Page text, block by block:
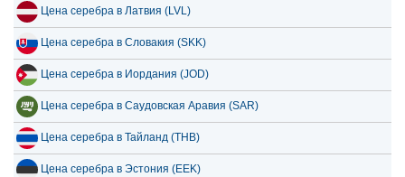
Цена серебра в Латвия (LVL)
Цена серебра в Словакия (SKK)
Цена серебра в Иордания (JOD)
Цена серебра в Саудовская Аравия (SAR)
Цена серебра в Тайланд (THB)
Цена серебра в Эстония (EEK)